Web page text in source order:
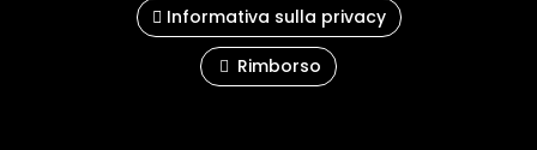
Informativa sulla privacy
Rimborso